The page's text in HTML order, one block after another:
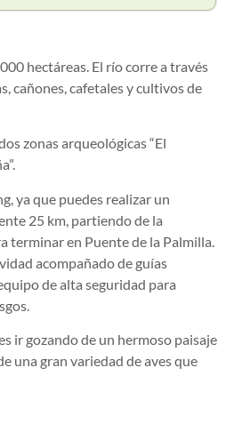
hectáreas. El río corre a través
cañones, cafetales y cultivos de
zonas arqueológicas “El
ya que puedes realizar un
25 km, partiendo de la
terminar en Puente de la Palmilla.
acompañado de guías
de alta seguridad para
ir gozando de un hermoso paisaje
una gran variedad de aves que